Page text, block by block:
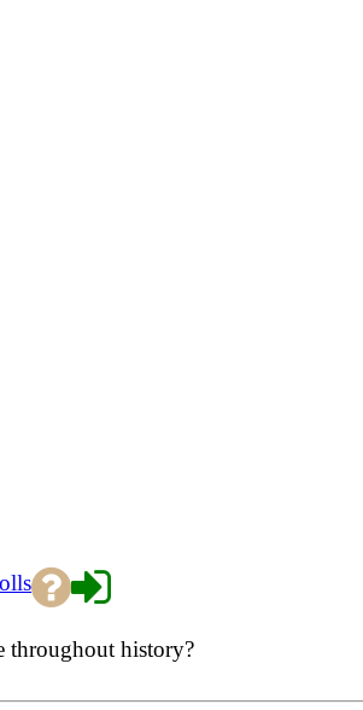
throughout history?